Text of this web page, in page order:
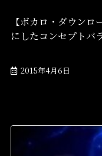
【ボカロ・ダウン
にしたコンセプトバ
2015年4月6日